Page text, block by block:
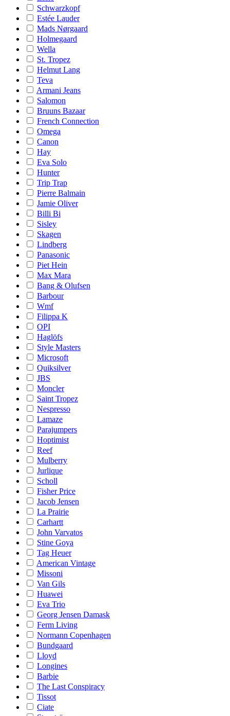
Schwarzkopf
Estée Lauder
Mads Nørgaard
Holmegaard
Wella
St. Tropez
Helmut Lang
Teva
Armani Jeans
Salomon
Bruuns Bazaar
French Connection
Omega
Canon
Hay
Eva Solo
Hunter
Trip Trap
Pierre Balmain
Jamie Oliver
Billi Bi
Sisley
Skagen
Lindberg
Panasonic
Piet Hein
Max Mara
Bang & Olufsen
Barbour
Wmf
Filippa K
OPI
Haglöfs
Style Masters
Microsoft
Quiksilver
JBS
Moncler
Saint Tropez
Nespresso
Lamaze
Parajumpers
Hoptimist
Reef
Mulberry
Jurlique
Scholl
Fisher Price
Jacob Jensen
La Prairie
Carhartt
John Varvatos
Stine Goya
Tag Heuer
American Vintage
Missoni
Van Gils
Huawei
Eva Trio
Georg Jensen Damask
Ferm Living
Normann Copenhagen
Bundgaard
Lloyd
Longines
Barbie
The Last Conspiracy
Tissot
Ciate